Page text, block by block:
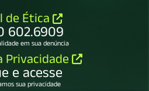
de Ética
602.6909
em sua denúncia
Privacidade
e acesse
sua privacidade